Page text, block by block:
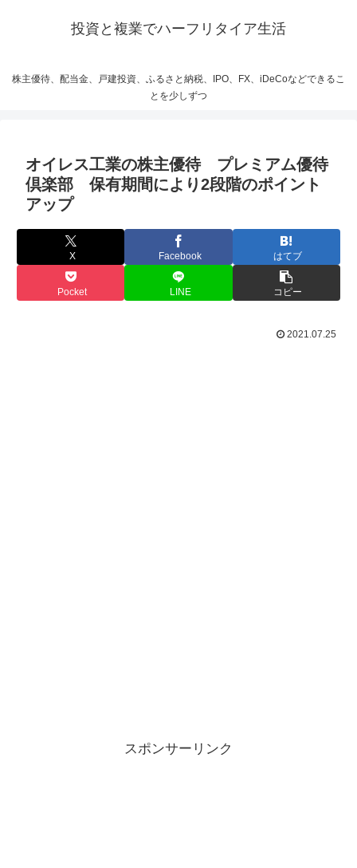
投資と複業でハーフリタイア生活
株主優待、配当金、戸建投資、ふるさと納税、IPO、FX、iDeCoなどできるこ
とを少しずつ
オイレス工業の株主優待 プレミアム優待
倶楽部 保有期間により2段階のポイント
アップ
X Facebook はてブ
Pocket LINE コピー
2021.07.25
スポンサーリンク